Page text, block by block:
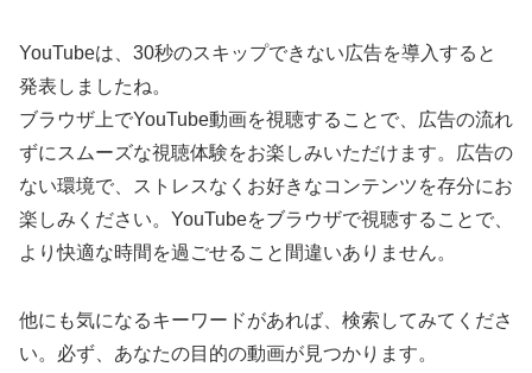
YouTubeは、30秒のスキップできない広告を導入すると
発表しましたね。
ブラウザ上でYouTube動画を視聴することで、広告の流れ
ずにスムーズな視聴体験をお楽しみいただけます。広告の
ない環境で、ストレスなくお好きなコンテンツを存分にお
楽しみください。YouTubeをブラウザで視聴することで、
より快適な時間を過ごせること間違いありません。
他にも気になるキーワードがあれば、検索してみてくださ
い。必ず、あなたの目的の動画が見つかります。